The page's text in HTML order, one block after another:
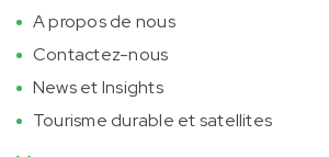
A propos de nous
Contactez-nous
News et Insights
Tourisme durable et satellites